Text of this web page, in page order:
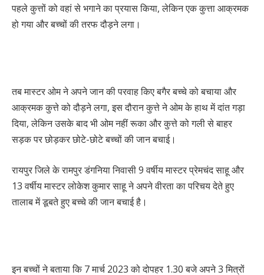
पहले कुत्तों को वहां से भगाने का प्रयास किया, लेकिन एक कुत्ता आक्रमक
हो गया और बच्चों की तरफ दौड़ने लगा।
तब मास्टर ओम ने अपने जान की परवाह किए बगैर बच्चे को बचाया और
आक्रमक कुत्ते को दौड़ने लगा, इस दौरान कुत्ते ने ओम के हाथ में दांत गड़ा
दिया, लेकिन उसके बाद भी ओम नहीं रूका और कुत्ते को गली से बाहर
सड़क पर छोड़कर छोटे-छोटे बच्चों की जान बचाई।
रायपुर जिले के रामपुर डंगनिया निवासी 9 वर्षीय मास्टर प्रेमचंद साहू और
13 वर्षीय मास्टर लोकेश कुमार साहू ने अपने वीरता का परिचय देते हुए
तालाब में डूबते हुए बच्चे की जान बचाई है।
इन बच्चों ने बताया कि 7 मार्च 2023 को दोपहर 1.30 बजे अपने 3 मित्रों